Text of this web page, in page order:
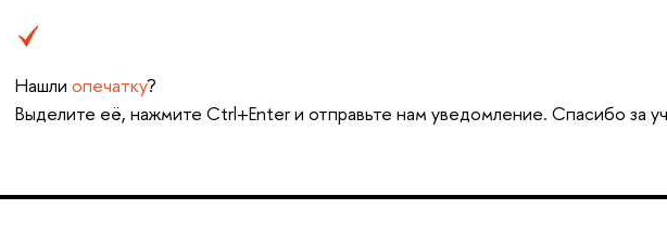
Нашли опечатку?
ыделите её, нажмите Ctrl+Enter и отправьте нам уведомление. Спасибо за